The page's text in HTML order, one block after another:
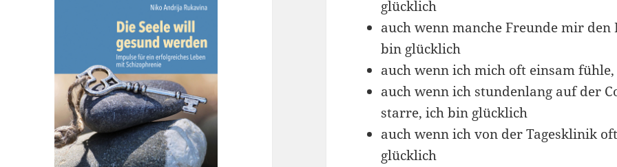
glücklich
auch wenn manche Freunde mir den
bin glücklich
auch wenn ich mich oft einsam
auch wenn ich stundenlang auf der
starre, ich bin glücklich
auch wenn ich von der Tagesklinik
glücklich